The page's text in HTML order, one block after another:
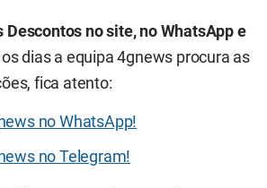
Descontos no site, no WhatsApp e
dias a equipa 4gnews procura as
fica atento:
no WhatsApp!
no Telegram!